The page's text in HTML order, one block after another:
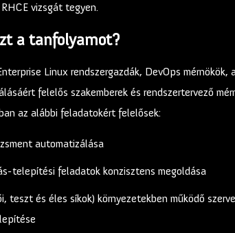
vizsgát tegyen.
a tanfolyamot?
Linux rendszergazdák, DevOps mérnökök,
felelős szakemberek és rendszertervező
az alábbi feladatokért felelősek:
automatizálása
telepítési feladatok konzisztens megoldása
teszt és éles síkok) környezetekben működő